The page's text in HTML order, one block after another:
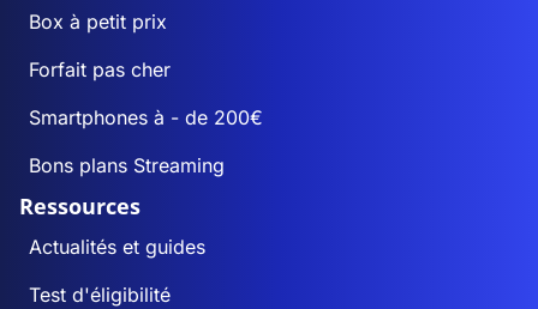
Box à petit prix
Forfait pas cher
Smartphones à - de 200€
Bons plans Streaming
Ressources
Actualités et guides
Test d'éligibilité